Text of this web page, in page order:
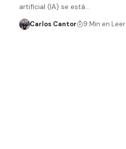
artificial (IA) se está…
Carlos Cantor 9 Min en Leer